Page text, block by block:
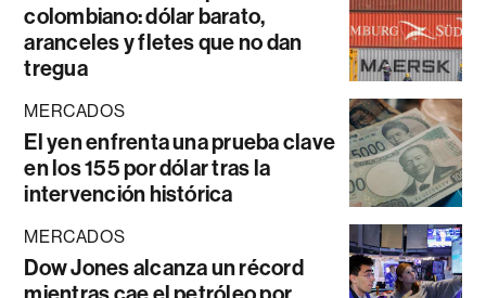
colombiano: dólar barato,
aranceles y fletes que no dan
tregua
MERCADOS
El yen enfrenta una prueba clave
en los 155 por dólar tras la
intervención histórica
MERCADOS
Dow Jones alcanza un récord